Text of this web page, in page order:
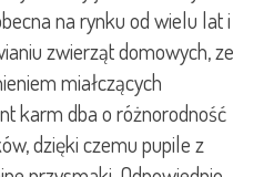
na rynku od wielu lat i
zwierząt domowych, ze
miałczących
karm dba o różnorodność
dzięki czemu pupile z